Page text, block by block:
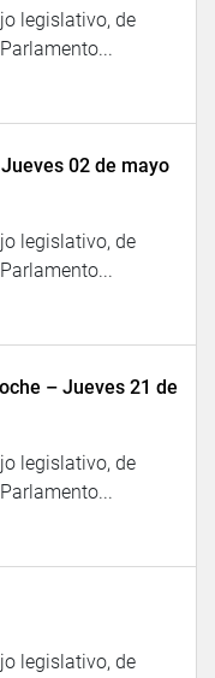
legislativo, de
02 de mayo
legislativo, de
– Jueves 21 de
legislativo, de
legislativo, de